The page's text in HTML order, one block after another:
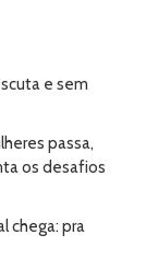
e sem
passa,
os desafios
chega: pra